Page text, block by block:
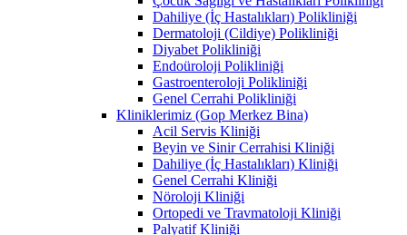
Dahiliye (İç Hastalıkları) Polikliniği
Dermatoloji (Cildiye) Polikliniği
Diyabet Polikliniği
Endoüroloji Polikliniği
Gastroenteroloji Polikliniği
Genel Cerrahi Polikliniği
Kliniklerimiz (Gop Merkez Bina)
Acil Servis Kliniği
Beyin ve Sinir Cerrahisi Kliniği
Dahiliye (İç Hastalıkları) Kliniği
Genel Cerrahi Kliniği
Nöroloji Kliniği
Ortopedi ve Travmatoloji Kliniği
Palyatif Kliniği